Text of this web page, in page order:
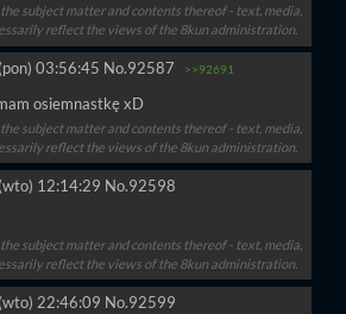
subject matter and contents thereof - text, media,
reflect the views of the 8kun administration.
03:56:45 No.92587 >>92691
osiemnastkę xD
subject matter and contents thereof - text, media,
reflect the views of the 8kun administration.
12:14:29 No.92598
subject matter and contents thereof - text, media,
reflect the views of the 8kun administration.
22:46:09 No.92599